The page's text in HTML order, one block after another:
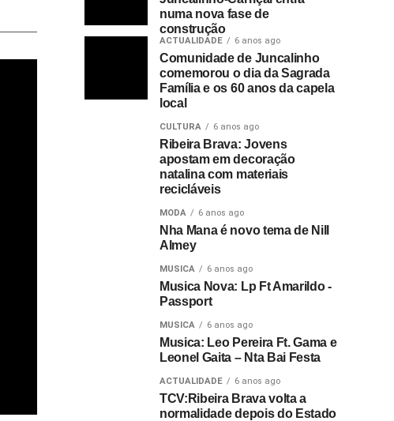
numa nova fase de
construção
ACTUALIDADE 6 anos ago
Comunidade de Juncalinho
comemorou o dia da Sagrada
Família e os 60 anos da capela
local
CULTURA 6 anos ago
Ribeira Brava: Jovens
apostam em decoração
natalina com materiais
recicláveis
MODA 6 anos ago
Nha Mana é novo tema de Nill
Almey
MUSICA 6 anos ago
Musica Nova: Lp Ft Amarildo -
Passport
MUSICA 6 anos ago
Musica: Leo Pereira Ft. Gama e
Leonel Gaita – Nta Bai Festa
ACTUALIDADE 6 anos ago
TCV:Ribeira Brava volta a
normalidade depois do Estado